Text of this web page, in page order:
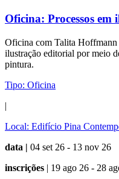
Oficina: Processos
Oficina com Talita
ilustração editorial por meio
pintura.
Tipo: Oficina
|
Local: Edifício Pina
data | 04 set 26 - 13 nov 26
inscrições | 19 ago 26 - 28